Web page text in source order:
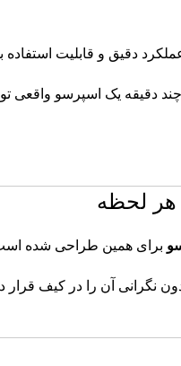
دقیق و قابلیت
دقیقه یک اسپرسو واقعی
هر لحظه
برای همین طراحی شده است. این
آن را در کیف قرار